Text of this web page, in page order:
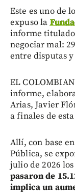
Este es uno de
expuso la
informe
negociar mal:
entre disputas
EL
informe,
Arias, Javier
a finales de
Allí, con base
Pública, se
julio de 2026
pasaron de
implica un